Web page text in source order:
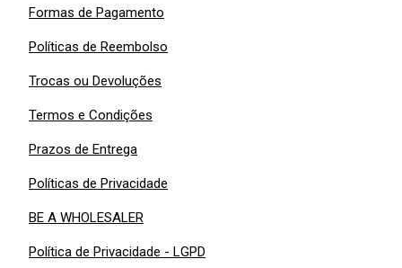
Formas de Pagamento
Políticas de Reembolso
Trocas ou Devoluções
Termos e Condições
Prazos de Entrega
Políticas de Privacidade
BE A WHOLESALER
Política de Privacidade - LGPD